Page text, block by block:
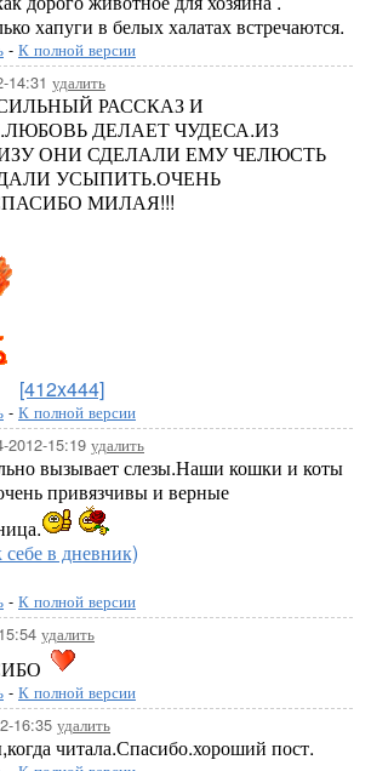
хапуги в белых халатах встречаются.
- К полной версии
14:31 удалить
РАССКАЗ И
ДЕЛАЕТ ЧУДЕСА.ИЗ
ОНИ СДЕЛАЛИ ЕМУ ЧЕЛЮСТЬ
УСЫПИТЬ.ОЧЕНЬ
МИЛАЯ!!!
[412x444]
- К полной версии
2012-15:19 удалить
вызывает слезы.Наши кошки и коты
привязчивы и верные
в дневник)
- К полной версии
удалить
- К полной версии
16:35 удалить
читала.Спасибо.хороший пост.